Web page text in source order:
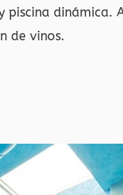
dinámica.
de vinos.